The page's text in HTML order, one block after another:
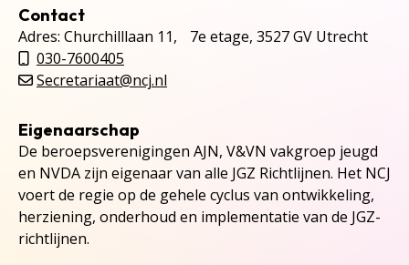
Contact
Adres: Churchilllaan 11, 7e etage, 3527 GV Utrecht
030-7600405
Secretariaat@ncj.nl
Eigenaarschap
De beroepsverenigingen AJN, V&VN vakgroep jeugd
en NVDA zijn eigenaar van alle JGZ Richtlijnen. Het NCJ
voert de regie op de gehele cyclus van ontwikkeling,
herziening, onderhoud en implementatie van de JGZ-
richtlijnen.